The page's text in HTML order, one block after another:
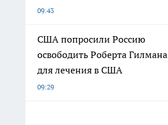
09:43
США попросили Россию
освободить Роберта Гилмана
для лечения в США
09:29